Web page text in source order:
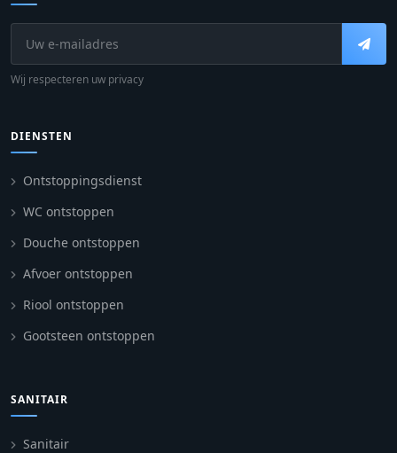
Wij respecteren uw privacy
DIENSTEN
Ontstoppingsdienst
WC ontstoppen
Douche ontstoppen
Afvoer ontstoppen
Riool ontstoppen
Gootsteen ontstoppen
SANITAIR
Sanitair